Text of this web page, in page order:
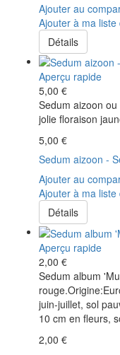
Ajouter au
Ajouter à ma liste
Détails
Aperçu rapide
5,00 €
Sedum aizoon
jolie floraison
5,00 €
Sedum aizoon -
Ajouter au
Ajouter à ma liste
Détails
Aperçu rapide
2,00 €
Sedum album
juin-juillet, sol
10 cm en fleurs,
2,00 €